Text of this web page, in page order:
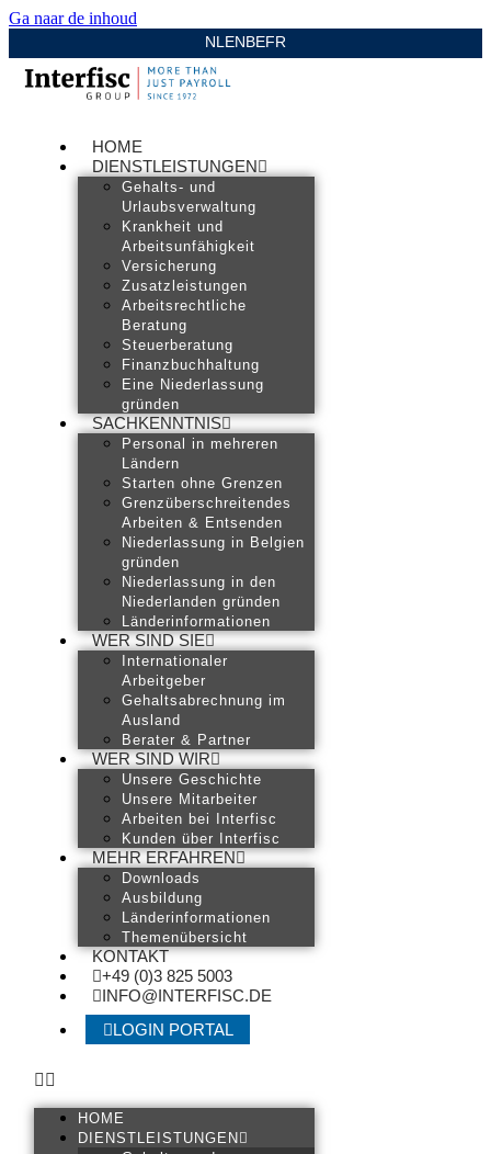
Ga naar de inhoud
NLENBEFR
HOME
DIENSTLEISTUNGEN
Gehalts- und
Urlaubsverwaltung
Krankheit und
Arbeitsunfähigkeit
Versicherung
Zusatzleistungen
Arbeitsrechtliche
Beratung
Steuerberatung
Finanzbuchhaltung
Eine Niederlassung
gründen
SACHKENNTNIS
Personal in mehreren
Ländern
Starten ohne Grenzen
Grenzüberschreitendes
Arbeiten & Entsenden
Niederlassung in Belgien
gründen
Niederlassung in den
Niederlanden gründen
Länderinformationen
WER SIND SIE
Internationaler
Arbeitgeber
Gehaltsabrechnung im
Ausland
Berater & Partner
WER SIND WIR
Unsere Geschichte
Unsere Mitarbeiter
Arbeiten bei Interfisc
Kunden über Interfisc
MEHR ERFAHREN
Downloads
Ausbildung
Länderinformationen
Themenübersicht
KONTAKT
+49 (0)3 825 5003
INFO@INTERFISC.DE
LOGIN PORTAL
HOME
DIENSTLEISTUNGEN